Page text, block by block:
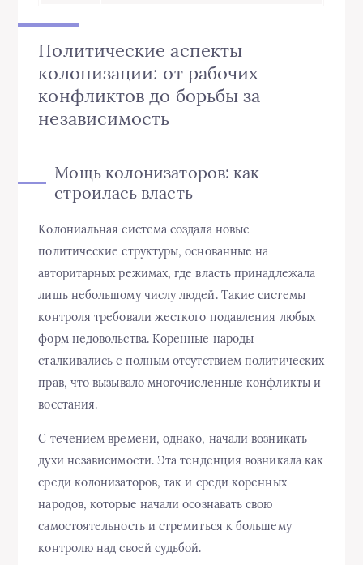
Политические аспекты
колонизации: от рабочих
конфликтов до борьбы за
независимость
Мощь колонизаторов: как
строилась власть
Колониальная система создала новые
политические структуры, основанные на
авторитарных режимах, где власть принадлежала
лишь небольшому числу людей. Такие системы
контроля требовали жесткого подавления любых
форм недовольства. Коренные народы
сталкивались с полным отсутствием политических
прав, что вызывало многочисленные конфликты и
восстания.
С течением времени, однако, начали возникать
духи независимости. Эта тенденция возникала как
среди колонизаторов, так и среди коренных
народов, которые начали осознавать свою
самостоятельность и стремиться к большему
контролю над своей судьбой.